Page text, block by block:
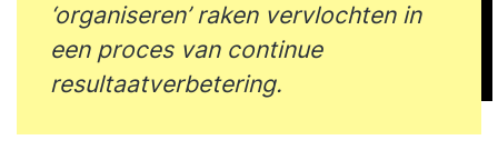
‘organiseren’ raken vervlochten in
een proces van continue
resultaatverbetering.